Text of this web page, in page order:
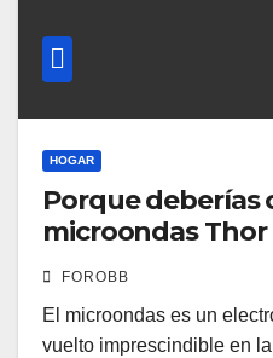
HOGAR
Porque deberías
microondas Thor
FOROBB
El microondas es un
vuelto imprescindible en